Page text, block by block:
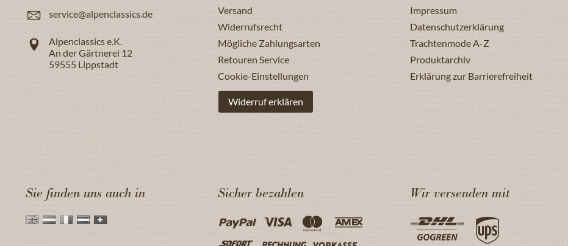
service@alpenclassics.de
Alpenclassics e.K.
An der Gärtnerei 12
59555 Lippstadt
Versand
Widerrufsrecht
Mögliche Zahlungsarten
Retouren Service
Cookie-Einstellungen
Widerruf erklären
Impressum
Datenschutzerklärung
Trachtenmode A-Z
Produktarchiv
Erklärung zur Barrierefreiheit
Sie finden uns auch in Sicher bezahlen Wir versenden mit